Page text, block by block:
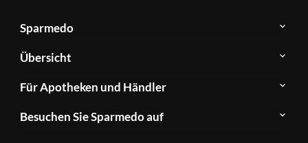
Sparmedo
Über
Sparmedo
FAQ
Kontakt
Übersicht
Herstellerverzeichnis
Produkte
A-
Für Apotheken und Händler
&
Besuchen Sie Sparmedo auf